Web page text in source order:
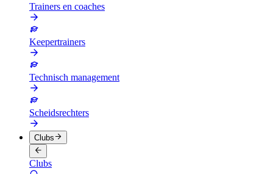
Trainers en coaches
Keepertrainers
Technisch management
Scheidsrechters
Clubs
Clubs